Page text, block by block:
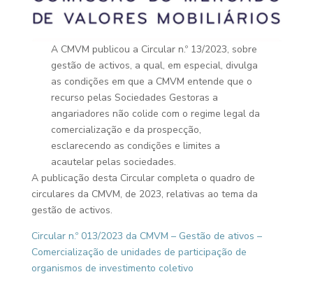
A CMVM publicou a Circular n.º 13/2023, sobre
gestão de activos, a qual, em especial, divulga
as condições em que a CMVM entende que o
recurso pelas Sociedades Gestoras a
angariadores não colide com o regime legal da
comercialização e da prospecção,
esclarecendo as condições e limites a
acautelar pelas sociedades.
A publicação desta Circular completa o quadro de
circulares da CMVM, de 2023, relativas ao tema da
gestão de activos.
Circular n.º 013/2023 da CMVM – Gestão de ativos –
Comercialização de unidades de participação de
organismos de investimento coletivo